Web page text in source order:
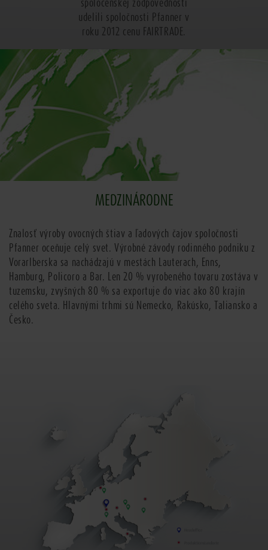
spoločenskej zodpovednosti
udelili spoločnosti Pfanner v
roku 2012 cenu FAIRTRADE.
MEDZINÁRODNE
Znalosť výroby ovocných štiav a ľadových čajov spoločnosti
Pfanner oceňuje celý svet. Výrobné závody rodinného podniku z
Vorarlberska sa nachádzajú v mestách Lauterach, Enns,
Hamburg, Policoro a Bar. Len 20 % vyrobeného tovaru zostáva v
tuzemsku, zvyšných 80 % sa exportuje do viac ako 80 krajín
celého sveta. Hlavnými trhmi sú Nemecko, Rakúsko, Taliansko a
Česko.